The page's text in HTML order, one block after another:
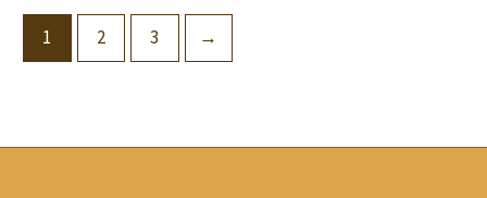
1 2 3 →